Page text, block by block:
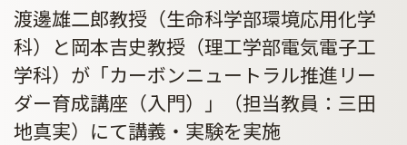
渡邊雄二郎教授（生命科学部環境応用化学
科）と岡本吉史教授（理工学部電気電子工
学科）が「カーボンニュートラル推進リー
ダー育成講座（入門）」（担当教員：三田
地真実）にて講義・実験を実施